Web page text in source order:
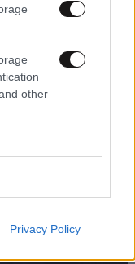
other
Privacy Policy